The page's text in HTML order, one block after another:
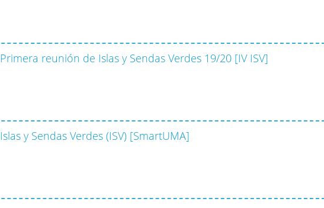
Primera reunión de Islas y Sendas Verdes 19/20 [IV ISV]
Islas y Sendas Verdes (ISV) [SmartUMA]